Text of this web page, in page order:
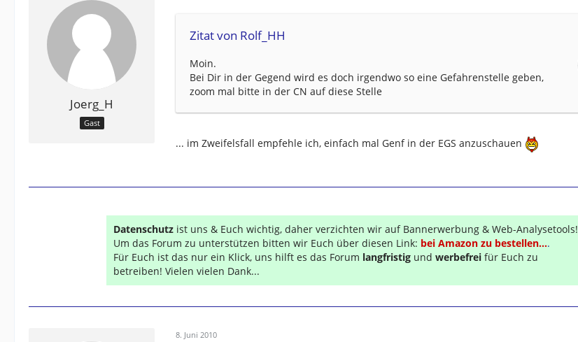
Joerg_H
Gast
Zitat von Rolf_HH
Moin.
Bei Dir in der Gegend wird es doch irgendwo so eine Gefahrenstelle geben,
zoom mal bitte in der CN auf diese Stelle
... im Zweifelsfall empfehle ich, einfach mal Genf in der EGS anzuschauen
Datenschutz ist uns & Euch wichtig, daher verzichten wir auf Bannerwerbung & Web-Analysetools!
Um das Forum zu unterstützen bitten wir Euch über diesen Link: bei Amazon zu bestellen....
Für Euch ist das nur ein Klick, uns hilft es das Forum langfristig und werbefrei für Euch zu
betreiben! Vielen vielen Dank...
8. Juni 2010